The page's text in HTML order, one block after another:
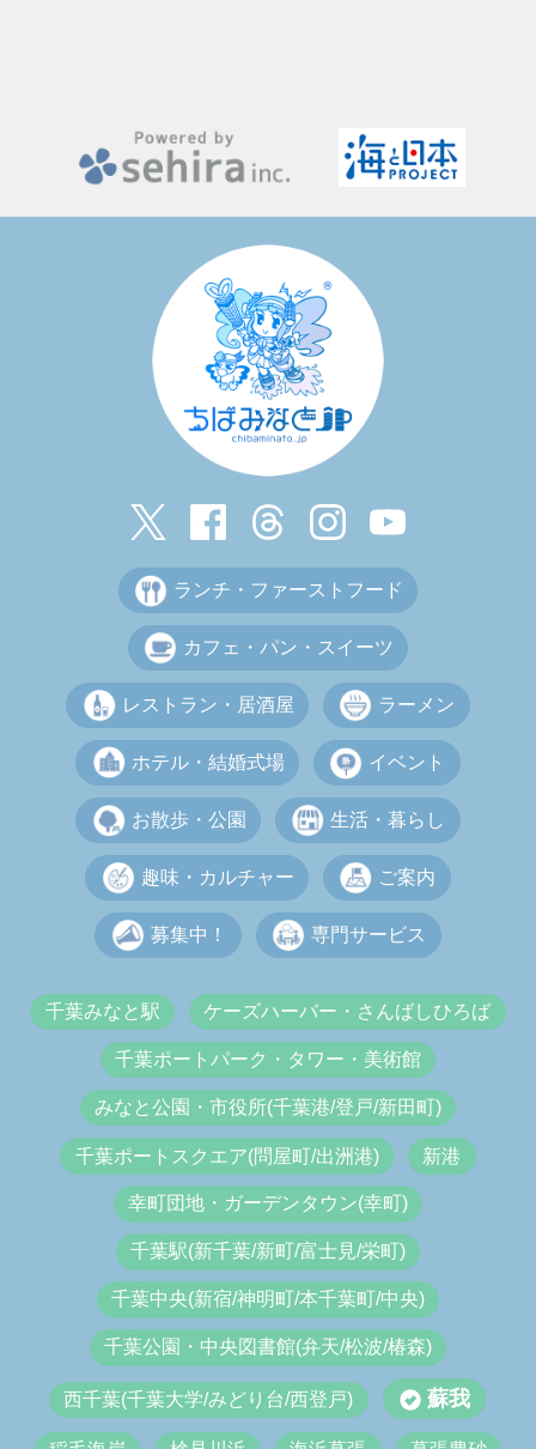
ランチ・ファーストフード
カフェ・パン・スイーツ
レストラン・居酒屋 ラーメン
ホテル・結婚式場 イベント
お散歩・公園 生活・暮らし
趣味・カルチャー ご案内
募集中！ 専門サービス
千葉みなと駅 ケーズハーバー・さんばしひろば
千葉ポートパーク・タワー・美術館
みなと公園・市役所(千葉港/登戸/新田町)
千葉ポートスクエア(問屋町/出洲港) 新港
幸町団地・ガーデンタウン(幸町)
千葉駅(新千葉/新町/富士見/栄町)
千葉中央(新宿/神明町/本千葉町/中央)
千葉公園・中央図書館(弁天/松波/椿森)
西千葉(千葉大学/みどり台/西登戸) 蘇我